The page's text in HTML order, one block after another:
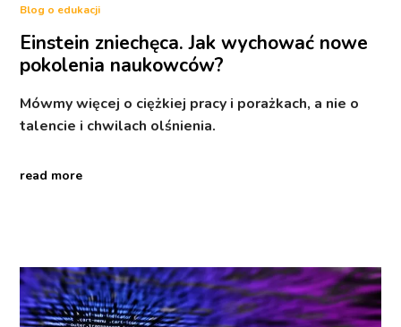
Blog o edukacji
Einstein zniechęca. Jak wychować nowe
pokolenia naukowców?
Mówmy więcej o ciężkiej pracy i porażkach, a nie o
talencie i chwilach olśnienia.
read more